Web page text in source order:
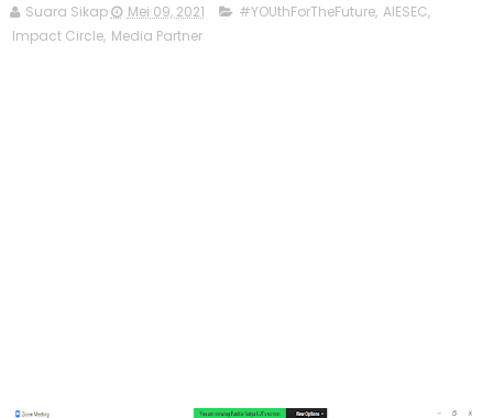
Suara Sikap Mei 09, 2021 #YOUthForTheFuture, AIESEC,
Impact Circle, Media Partner